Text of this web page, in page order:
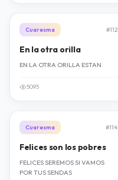
Cuaresma #112
En la otra orilla
EN LA OTRA ORILLA ESTAN
5095
Cuaresma #114
Felices son los pobres
FELICES SEREMOS SI VAMOS
POR TUS SENDAS